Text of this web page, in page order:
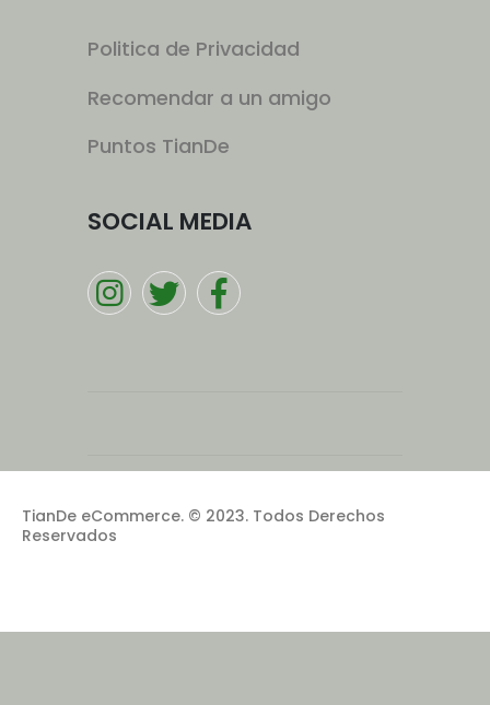
Politica de Privacidad
Recomendar a un amigo
Puntos TianDe
SOCIAL MEDIA
TianDe eCommerce. © 2023. Todos Derechos
Reservados